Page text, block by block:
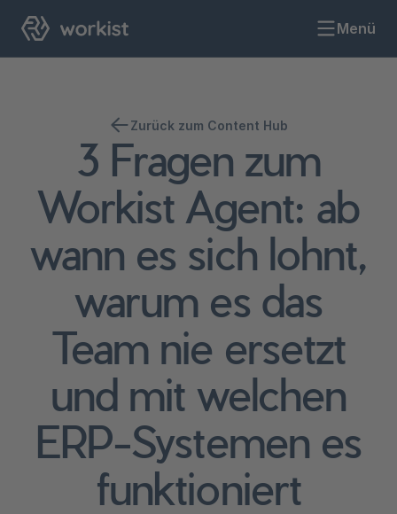
Menü
Zurück zum Content Hub
3 Fragen zum
Workist Agent: ab
wann es sich lohnt,
warum es das
Team nie ersetzt
und mit welchen
ERP-Systemen es
funktioniert